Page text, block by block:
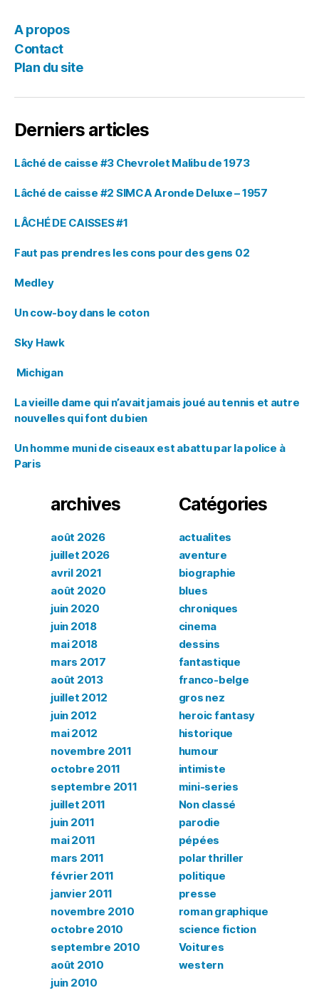
des
articles
A propos
Contact
Plan du site
Derniers articles
Lâché de caisse #3 Chevrolet Malibu de 1973
Lâché de caisse #2 SIMCA Aronde Deluxe – 1957
LÂCHÉ DE CAISSES #1
Faut pas prendres les cons pour des gens 02
Medley
Un cow-boy dans le coton
Sky Hawk
Michigan
La vieille dame qui n’avait jamais joué au tennis et autre
nouvelles qui font du bien
Un homme muni de ciseaux est abattu par la police à
Paris
archives
août 2026
juillet 2026
avril 2021
août 2020
juin 2020
juin 2018
mai 2018
mars 2017
août 2013
juillet 2012
juin 2012
mai 2012
novembre 2011
octobre 2011
septembre 2011
juillet 2011
juin 2011
mai 2011
mars 2011
février 2011
janvier 2011
novembre 2010
octobre 2010
septembre 2010
août 2010
juin 2010
Catégories
actualites
aventure
biographie
blues
chroniques
cinema
dessins
fantastique
franco-belge
gros nez
heroic fantasy
historique
humour
intimiste
mini-series
Non classé
parodie
pépées
polar thriller
politique
presse
roman graphique
science fiction
Voitures
western